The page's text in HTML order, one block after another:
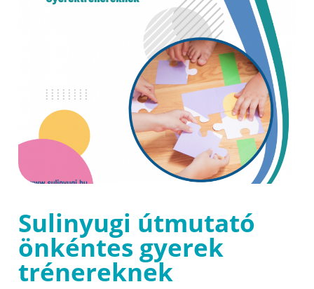
Sulinyugi útmutató
önkéntes gyerek
trénereknek